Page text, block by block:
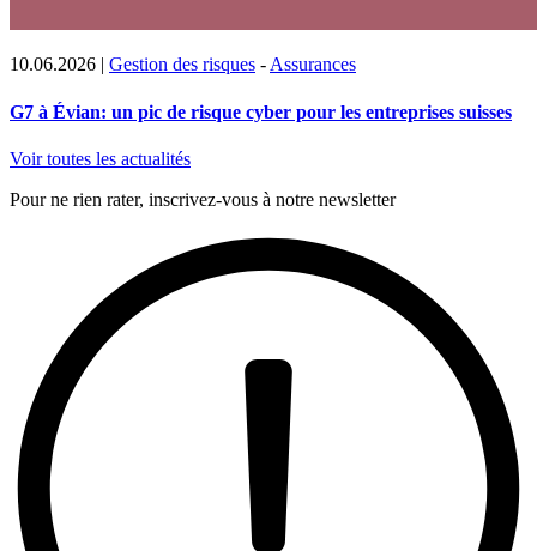
10.06.2026 | Gestion des risques - Assurances
G7 à Évian: un pic de risque cyber pour les entreprises suisses
Voir toutes les actualités
Pour ne rien rater, inscrivez-vous à notre newsletter